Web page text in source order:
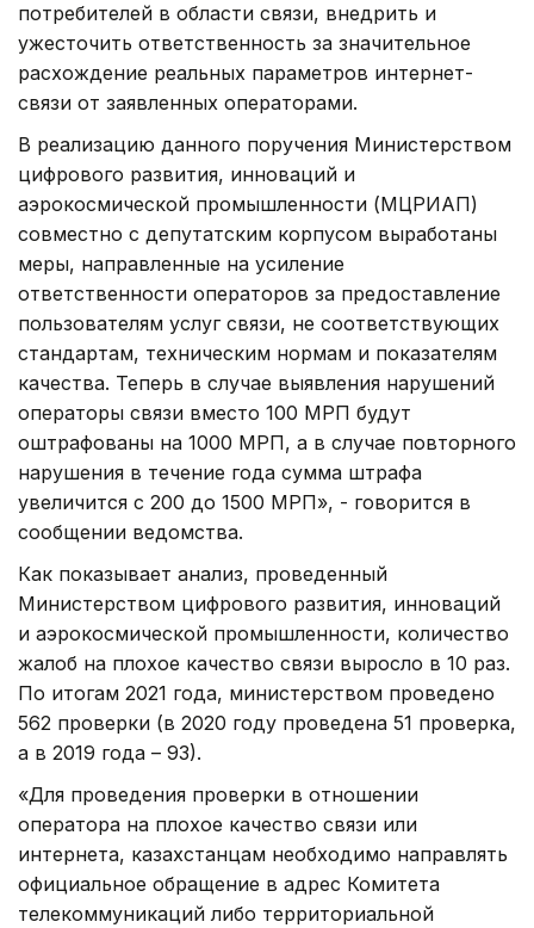
потребителей в области связи, внедрить и
ужесточить ответственность за значительное
расхождение реальных параметров интернет-
связи от заявленных операторами.
В реализацию данного поручения Министерством
цифрового развития, инноваций и
аэрокосмической промышленности (МЦРИАП)
совместно с депутатским корпусом выработаны
меры, направленные на усиление
ответственности операторов за предоставление
пользователям услуг связи, не соответствующих
стандартам, техническим нормам и показателям
качества. Теперь в случае выявления нарушений
операторы связи вместо 100 МРП будут
оштрафованы на 1000 МРП, а в случае повторного
нарушения в течение года сумма штрафа
увеличится с 200 до 1500 МРП», - говорится в
сообщении ведомства.
Как показывает анализ, проведенный
Министерством цифрового развития, инноваций
и аэрокосмической промышленности, количество
жалоб на плохое качество связи выросло в 10 раз.
По итогам 2021 года, министерством проведено
562 проверки (в 2020 году проведена 51 проверка,
а в 2019 года – 93).
«Для проведения проверки в отношении
оператора на плохое качество связи или
интернета, казахстанцам необходимо направлять
официальное обращение в адрес Комитета
телекоммуникаций либо территориальной